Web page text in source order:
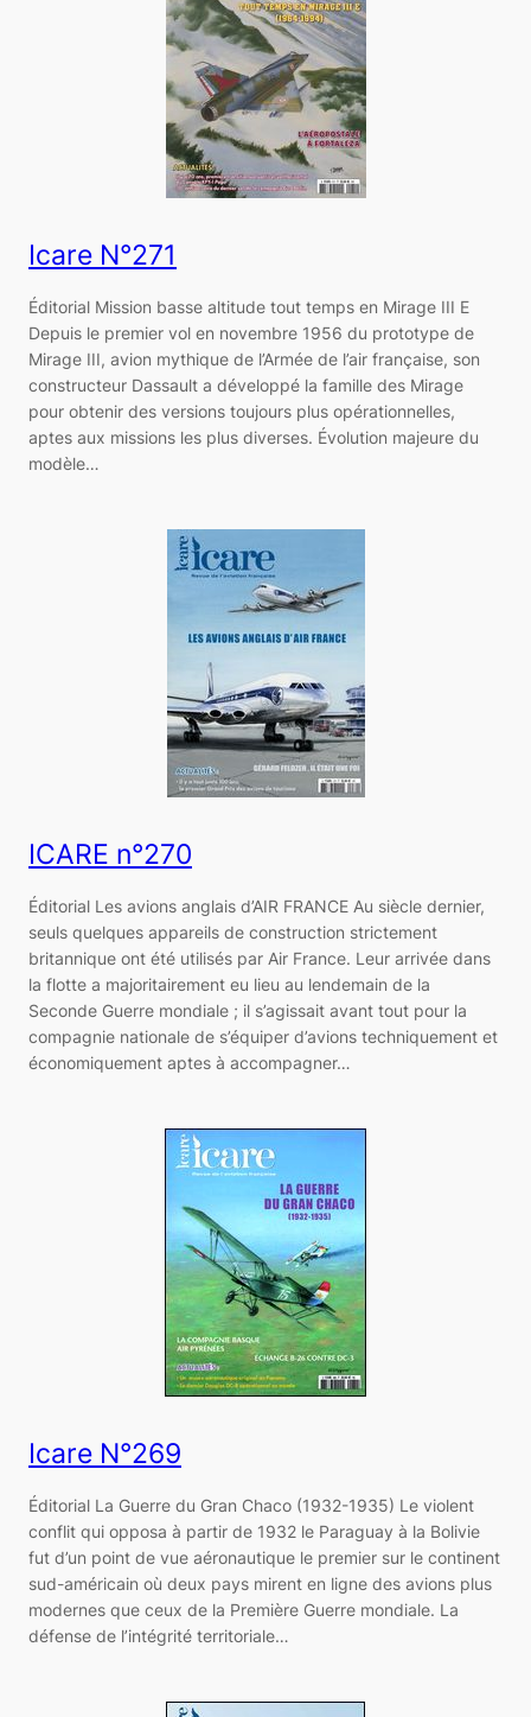
Icare N°271
Éditorial Mission basse altitude tout temps en Mirage III E
Depuis le premier vol en novembre 1956 du prototype de
Mirage III, avion mythique de l’Armée de l’air française, son
constructeur Dassault a développé la famille des Mirage
pour obtenir des versions toujours plus opérationnelles,
aptes aux missions les plus diverses. Évolution majeure du
modèle…
ICARE n°270
Éditorial Les avions anglais d’AIR FRANCE Au siècle dernier,
seuls quelques appareils de construction strictement
britannique ont été utilisés par Air France. Leur arrivée dans
la flotte a majoritairement eu lieu au lendemain de la
Seconde Guerre mondiale ; il s’agissait avant tout pour la
compagnie nationale de s’équiper d’avions techniquement et
économiquement aptes à accompagner…
Icare N°269
Éditorial La Guerre du Gran Chaco (1932-1935) Le violent
conflit qui opposa à partir de 1932 le Paraguay à la Bolivie
fut d’un point de vue aéronautique le premier sur le continent
sud-américain où deux pays mirent en ligne des avions plus
modernes que ceux de la Première Guerre mondiale. La
défense de l’intégrité territoriale…